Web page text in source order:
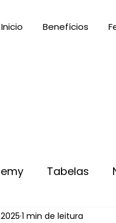
Inicio Benefícios
Tabelas
1 min de leitura